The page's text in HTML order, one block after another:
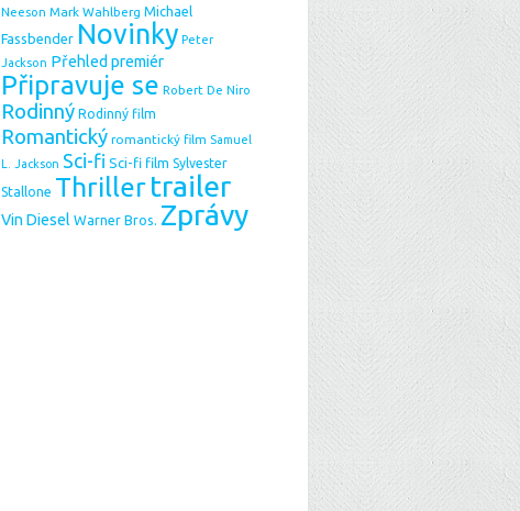
Neeson Mark Wahlberg Michael
Fassbender Novinky Peter
Jackson Přehled premiér
Připravuje se Robert De Niro
Rodinný Rodinný film
Romantický romantický film Samuel
L. Jackson Sci-fi Sci-fi film Sylvester
Stallone Thrillertrailer
Vin Diesel Warner Bros. Zprávy